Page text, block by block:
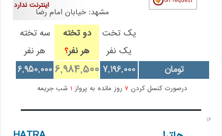
اینترنت ندارد
مشهد: خيابان امام رضا
یک تخت
یک نفر
دو تخته
هر نفر؟
سه تخته
هر نفر
تومان
7,196,000
6,984,500
6,950,000
درصورت کنسل کردن 7 روز مانده به پرواز شب جریمه
16